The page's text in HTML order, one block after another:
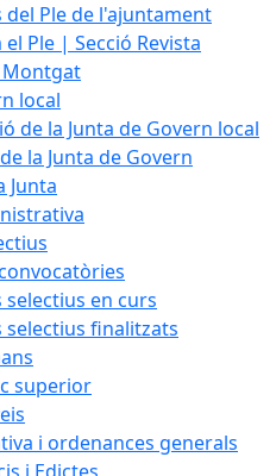
del Ple de l'ajuntament
el Ple | Secció Revista
local
de la Junta de Govern local
la Junta de Govern
Junta
selectius en curs
selectius finalitzats
superior
i ordenances generals